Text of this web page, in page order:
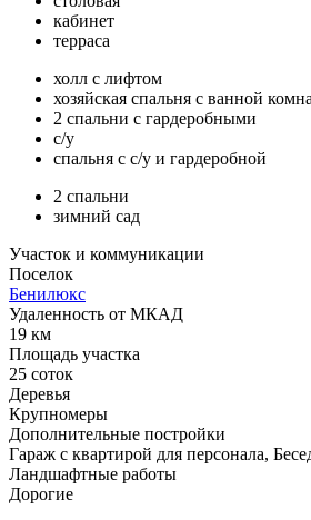
кабинет
терраса
холл с лифтом
хозяйская спальня с ванной
2 спальни с гардеробными
с/у
спальня с с/у и гардеробной
2 спальни
зимний сад
Участок и коммуникации
Поселок
Бенилюкс
Удаленность от МКАД
19 км
Площадь участка
25 соток
Деревья
Крупномеры
Дополнительные постройки
Гараж с квартирой для персонала,
Ландшафтные работы
Дорогие